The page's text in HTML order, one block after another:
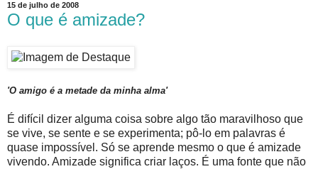
15 de julho de 2008
O que é amizade?
'O amigo é a metade da minha alma'
É difícil dizer alguma coisa sobre algo tão maravilhoso que
se vive, se sente e se experimenta; pô-lo em palavras é
quase impossível. Só se aprende mesmo o que é amizade
vivendo. Amizade significa criar laços. É uma fonte que não